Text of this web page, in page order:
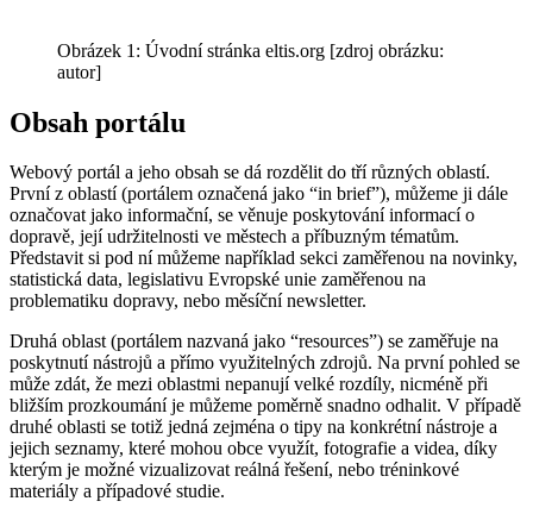
Obrázek 1: Úvodní stránka eltis.org [zdroj obrázku:
autor]
Obsah portálu
Webový portál a jeho obsah se dá rozdělit do tří různých oblastí.
První z oblastí (portálem označená jako “in brief”), můžeme ji dále
označovat jako informační, se věnuje poskytování informací o
dopravě, její udržitelnosti ve městech a příbuzným tématům.
Představit si pod ní můžeme například sekci zaměřenou na novinky,
statistická data, legislativu Evropské unie zaměřenou na
problematiku dopravy, nebo měsíční newsletter.
Druhá oblast (portálem nazvaná jako “resources”) se zaměřuje na
poskytnutí nástrojů a přímo využitelných zdrojů. Na první pohled se
může zdát, že mezi oblastmi nepanují velké rozdíly, nicméně při
bližším prozkoumání je můžeme poměrně snadno odhalit. V případě
druhé oblasti se totiž jedná zejména o tipy na konkrétní nástroje a
jejich seznamy, které mohou obce využít, fotografie a videa, díky
kterým je možné vizualizovat reálná řešení, nebo tréninkové
materiály a případové studie.